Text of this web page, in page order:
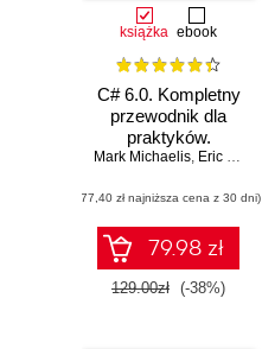
książka ebook
C# 6.0. Kompletny
przewodnik dla
praktyków.
Wydanie V
Mark Michaelis, Eric Lippert
(77,40 zł najniższa cena z 30 dni)
79.98 zł
129.00zł (-38%)